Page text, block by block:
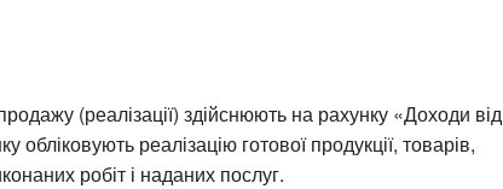
(реалізації) здійснюють на рахунку «Доходи від
обліковують реалізацію готової продукції, товарів,
робіт і наданих послуг.